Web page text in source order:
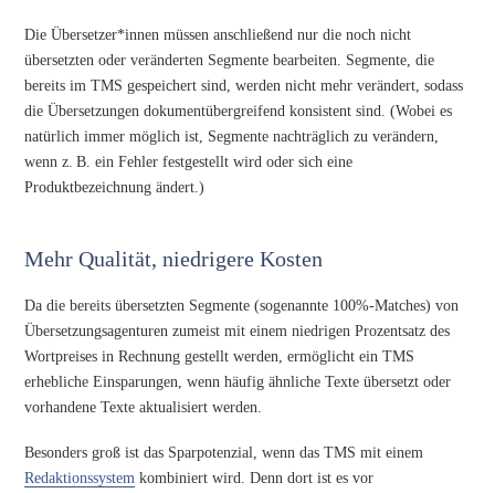
Die Übersetzer*innen müssen anschließend nur die noch nicht
übersetzten oder veränderten Segmente bearbeiten. Segmente, die
bereits im TMS gespeichert sind, werden nicht mehr verändert, sodass
die Übersetzungen dokumentübergreifend konsistent sind. (Wobei es
natürlich immer möglich ist, Segmente nachträglich zu verändern,
wenn z. B. ein Fehler festgestellt wird oder sich eine
Produktbezeichnung ändert.)
Mehr Qualität, niedrigere Kosten
Da die bereits übersetzten Segmente (sogenannte 100%-Matches) von
Übersetzungsagenturen zumeist mit einem niedrigen Prozentsatz des
Wortpreises in Rechnung gestellt werden, ermöglicht ein TMS
erhebliche Einsparungen, wenn häufig ähnliche Texte übersetzt oder
vorhandene Texte aktualisiert werden.
Besonders groß ist das Sparpotenzial, wenn das TMS mit einem
Redaktionssystem kombiniert wird. Denn dort ist es vor